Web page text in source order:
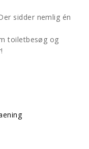
sidder nemlig én
toiletbesøg og